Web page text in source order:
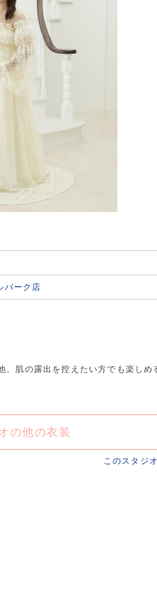
パーク店
肌の露出を控えたい方でも楽しめ
の他の衣装
このスタジ